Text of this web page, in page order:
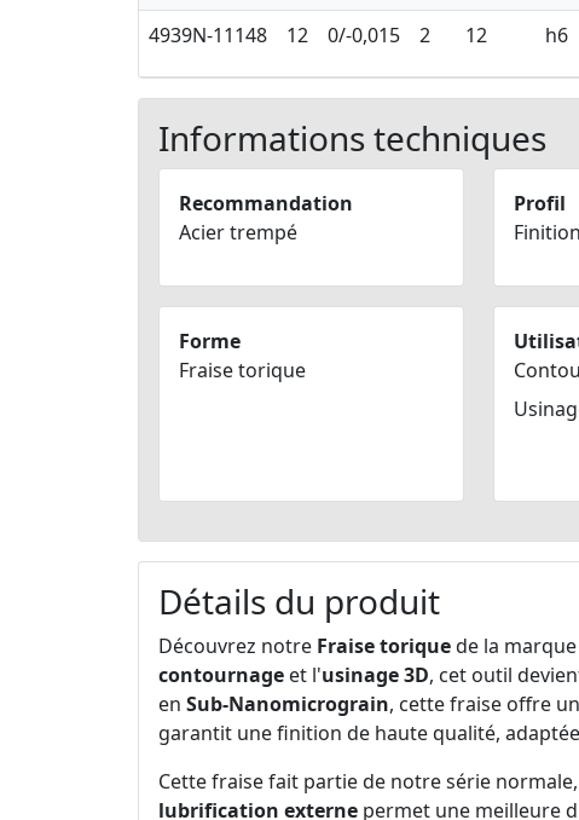
4939N-11148 12 0/-0,015 2 12 h6
Informations techniques
Recommandation
Acier trempé
Profil
Finition
Forme
Fraise torique
Détails du produit
Découvrez notre Fraise toriquede la marque
contournage et l'usinage 3D, cet outil
en Sub-Nanomicrograin, cette fraise offre
garantit une finition de haute qualité,
Cette fraise fait partie de notre série
lubrification externe permet une meilleure